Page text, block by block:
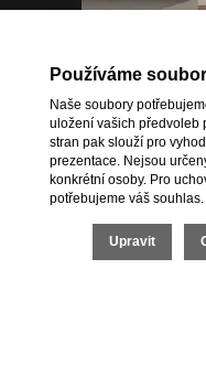
2026 © RKM development
Používáme
Naše soubory
uložení vašich předvoleb
stran pak slouží pro
prezentace. Nejsou
konkrétní osoby. Pro
potřebujeme váš souhlas.
Upravit